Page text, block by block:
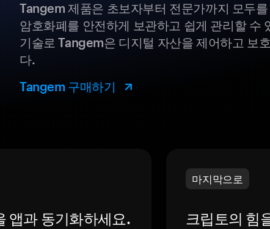
Tangem 제품은 초보자부터 전문가까지 모두
암호화폐를 안전하게 보관하고 쉽게 관리할 수
기술로 Tangem은 디지털 자산을 제어하고 보
다.
Tangem 구매하기
앱과 동기화하세요.
마지막으로
크립토의 힘